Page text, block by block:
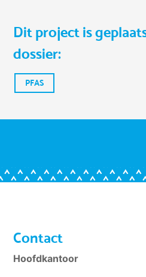
Dit project is
dossier:
PFAS
Contact
Hoofdkantoor